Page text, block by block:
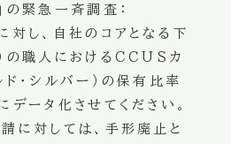
緊急一斉調査：
対し、自社のコアとなる下
の職人におけるCCUSカ
ド・シルバー）の保有比率
ータ化させてください。
に対しては、手形廃止と